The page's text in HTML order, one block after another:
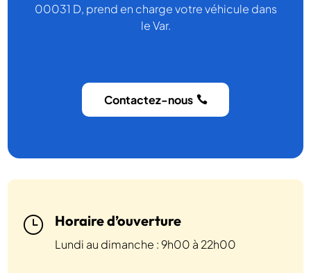
00031 D, prend en charge votre véhicule dans
le Var.
Contactez-nous
} Horaire d’ouverture
Lundi au dimanche : 9h00 à 22h00